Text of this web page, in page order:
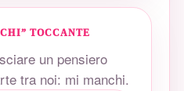
TOCCANTE
un pensiero
tra noi: mi manchi.